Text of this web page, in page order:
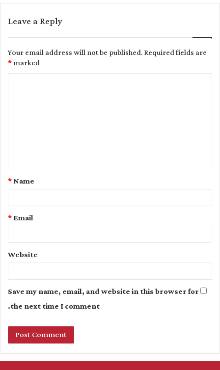
Leave a Reply
Your email address will not be published.Required fields are
marked
*
t
Name
*
Email
*
Website
Save my name, email, and website in this browser for
the next time I comment.